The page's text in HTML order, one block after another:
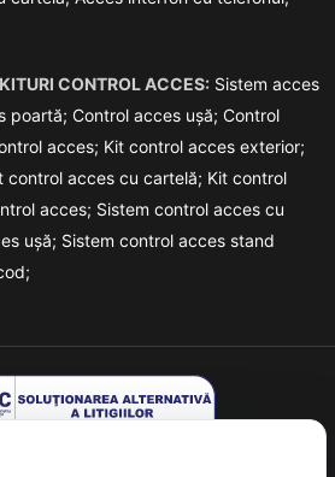
CONTROL ACCES: Sistem acces
poartă; Control acces ușă; Control
acces; Kit control acces exterior;
control acces cu cartelă; Kit control
acces; Sistem control acces cu
ușă; Sistem control acces stand